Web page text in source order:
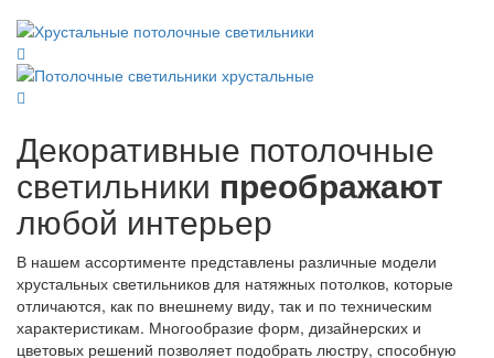
Декоративные потолочные
светильники преображают
любой интерьер
В нашем ассортименте представлены различные модели
хрустальных светильников для натяжных потолков, которые
отличаются, как по внешнему виду, так и по техническим
характеристикам. Многообразие форм, дизайнерских и
цветовых решений позволяет подобрать люстру, способную